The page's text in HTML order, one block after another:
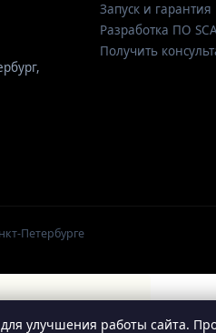
,
Запуск и гарантия
Разработка ПО
Получить
Петербурге
улучшения работы сайта.